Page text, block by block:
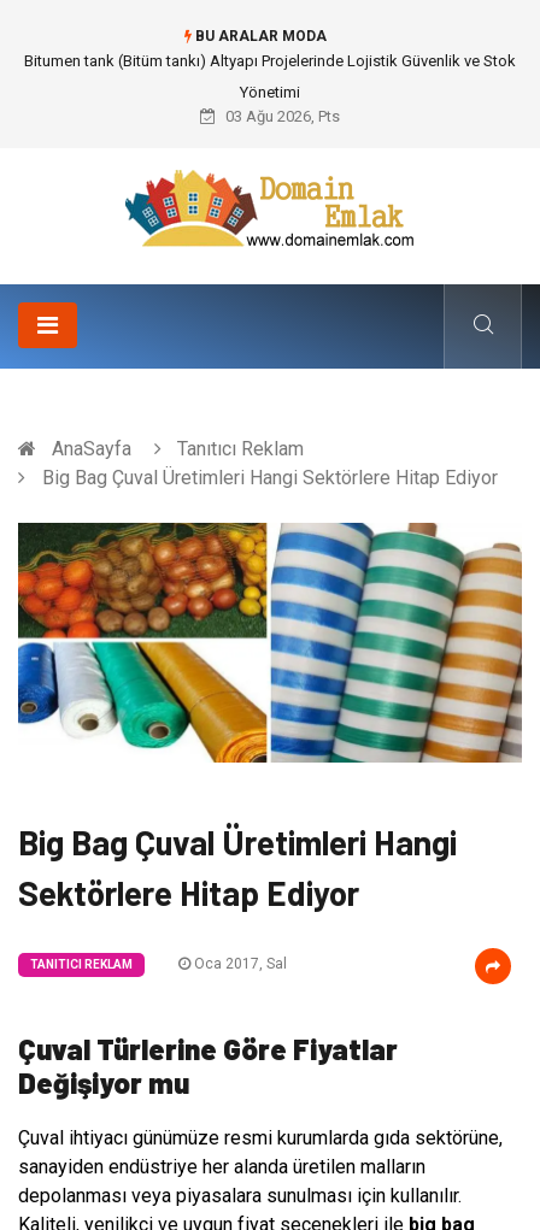
BU ARALAR MODA
Güvenilir Chip Satışı: Kesintisiz Poker Deneyimi İçin Profesyonel Destek
03 Ağu 2026, Pts
AnaSayfa
Tanıtıcı Reklam
Big Bag Çuval Üretimleri Hangi Sektörlere Hitap Ediyor
Big Bag Çuval Üretimleri Hangi
Sektörlere Hitap Ediyor
TANITICI REKLAM Oca 2017, Sal
Çuval Türlerine Göre Fiyatlar
Değişiyor mu
Çuval ihtiyacı günümüze resmi kurumlarda gıda sektörüne,
sanayiden endüstriye her alanda üretilen malların
depolanması veya piyasalara sunulması için kullanılır.
Kaliteli, yenilikçi ve uygun fiyat seçenekleri ile big bag